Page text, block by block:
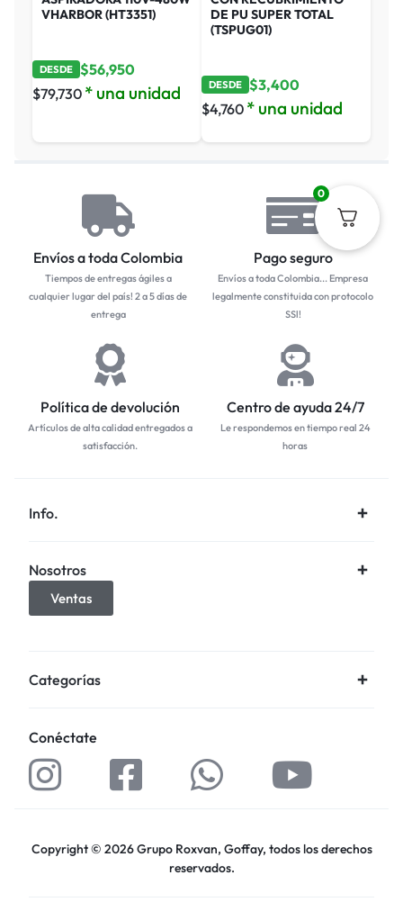
VHARBOR (HT3351)
DESDE $56,950
$79,730 * una unidad
DE PU SUPER TOTAL
(TSPUG01)
DESDE $3,400
$4,760 * una unidad
Envíos a toda Colombia
Tiempos de entregas ágiles a
cualquier lugar del país! 2 a 5 días de
entrega
Pago seguro
Envíos a toda Colombia... Empresa
legalmente constituida con protocolo
SSl!
Política de devolución
Artículos de alta calidad entregados a
satisfacción.
Centro de ayuda 24/7
Le respondemos en tiempo real 24
horas
Info.
Nosotros
Ventas
Categorías
Conéctate
Copyright © 2026 Grupo Roxvan, Goffay, todos los derechos
reservados.
0